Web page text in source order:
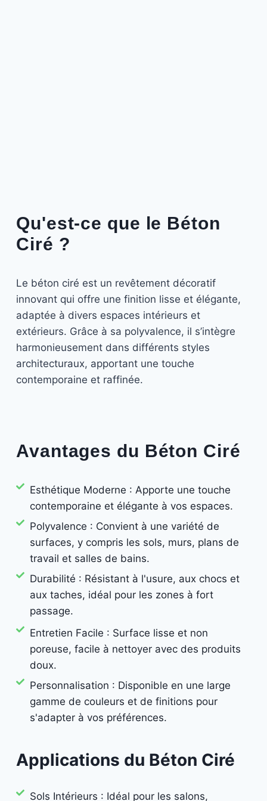
Qu'est-ce que le Béton
Ciré ?
Le béton ciré est un revêtement décoratif
innovant qui offre une finition lisse et élégante,
adaptée à divers espaces intérieurs et
extérieurs. Grâce à sa polyvalence, il s’intègre
harmonieusement dans différents styles
architecturaux, apportant une touche
contemporaine et raffinée.
Avantages du Béton Ciré
Esthétique Moderne : Apporte une touche
contemporaine et élégante à vos espaces.
Polyvalence : Convient à une variété de
surfaces, y compris les sols, murs, plans de
travail et salles de bains.
Durabilité : Résistant à l'usure, aux chocs et
aux taches, idéal pour les zones à fort
passage.
Entretien Facile : Surface lisse et non
poreuse, facile à nettoyer avec des produits
doux.
Personnalisation : Disponible en une large
gamme de couleurs et de finitions pour
s'adapter à vos préférences.
Applications du Béton Ciré
Sols Intérieurs : Idéal pour les salons,